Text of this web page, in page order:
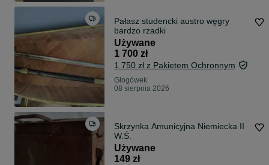
Pałasz studencki austro węgry
bardzo rzadki
Używane
1 700 zł
1 750 zł z Pakietem Ochronnym
Głogówek
08 sierpnia 2026
Skrzynka Amunicyjna Niemiecka II
W.Ś.
Używane
149 zł